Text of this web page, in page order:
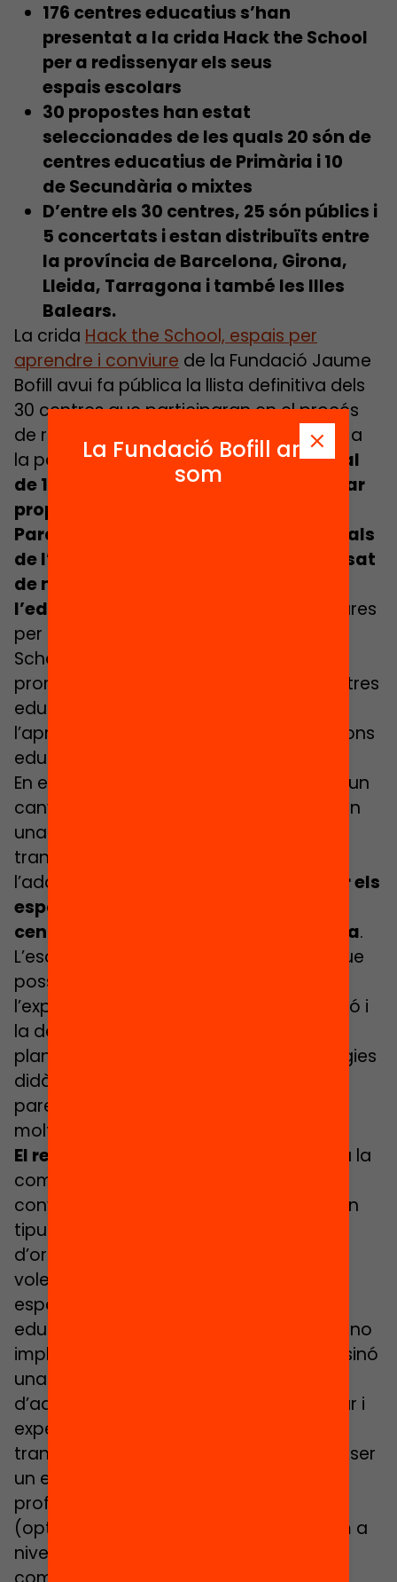
176 centres educatius s’han
presentat a la crida Hack the School
per a redissenyar els seus
espais escolars
30 propostes han estat
seleccionades de les quals 20 són de
centres educatius de Primària i 10
de Secundària o mixtes
D’entre els 30 centres, 25 són públics i
5 concertats i estan distribuïts entre
la província de Barcelona, Girona,
Lleida, Tarragona i també les Illes
Balears.
La crida Hack the School, espais per
aprendre i conviure de la Fundació Jaume
Bofill avui fa pública la llista definitiva dels
30 centres que participaran en el procés
de redisseny d’espais escolars. La crida a
la participació ha estat unèxit i un total
de 176 centres educatius van presentar
propostes
Paral·lelament, més de 70 professionals
de l’arquitectura i del disseny han posat
de manifest el seu compromís amb
l’educació
enviant les seves candidatures
per acompanyar als centres. Hack The
School va néixer amb la voluntat de
promoure canvis en els espais dels centres
educatius de Catalunya i millorar
l’aprenentatge i la qualitat de les relacions
educatives.
En el moment actual d’efervescència d’un
canvi de model d’escola a Catalunya, en
una situació de pas d’un sistema
transmissor a una escola basada en
l’adquisició de competències,
repensar els
espais escolars esdevé un element
central de la transformació educativa.
L’escola del segle XXI demana espais que
possibilitin el treball cooperatiu,
l’exploració, l’acció, la curiositat, l’emoció i
la descoberta. Quan els centres es
plantegen renovar les seves metodologies
didàctiques sovint xoquen amb unes
parets, un mobiliari i uns elements físics
molt poc versàtils.
El repte
que planteja Hack The School a la
comunitat educativa és iniciar una
conversa profunda i analítica sobre quin
tipus d’interaccions humanes i formes
d’organitzar els processos pedagògics
volem que es donin al centre. Que els
espais estiguin al servei d’un projecte
educatiu, la major part de les vegades, no
implica una nova arquitectura escolar sinó
una nova reorganització i redisseny
d’aquests espais. Creiem que reflexionar i
experimentar amb la reorganització i
transformació dels espais escolars pot ser
un element catalitzador d’un canvi més
profund, tant a nivell educatiu
(optimització dels aprenentatges) com a
nivell comunitari (major implicació,
La Fundació Bofill ara
som